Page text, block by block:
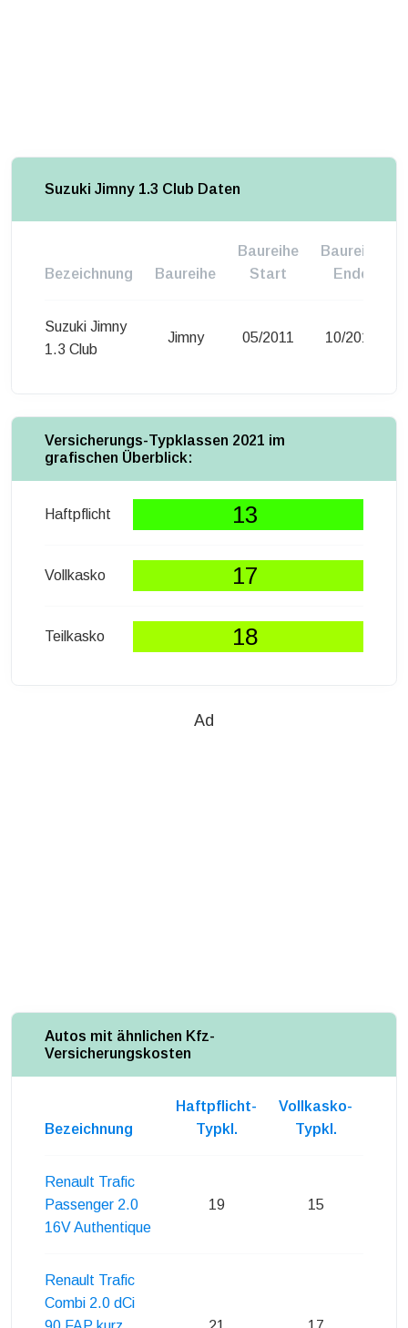
Suzuki Jimny 1.3 Club Daten
Bezeichnung Baureihe
Baureihe
Start
Baureihe
Ende
Suzuki Jimny
1.3 Club
Jimny 05/2011 10/2012
Versicherungs-Typklassen 2021 im
grafischen Überblick:
Haftpflicht 13
Vollkasko 17
Teilkasko 18
Ad
Autos mit ähnlichen Kfz-
Versicherungskosten
Bezeichnung
Haftpflicht-
Typkl.
Vollkasko-
Typkl.
Renault Trafic
Passenger 2.0
16V Authentique
19 15
Renault Trafic
Combi 2.0 dCi